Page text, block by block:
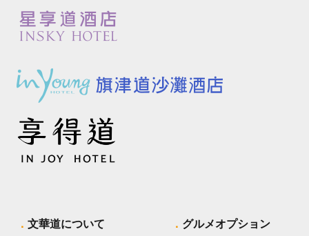
文華道について
グルメオプション